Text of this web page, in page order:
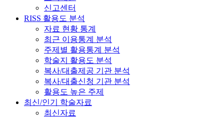
신고센터
RISS 활용도 분석
자료 현황 통계
최근 이용통계 분석
주제별 활용통계 분석
학술지 활용도 분석
복사/대출제공 기관 분석
복사/대출신청 기관 분석
활용도 높은 주제
최신/인기 학술자료
최신자료